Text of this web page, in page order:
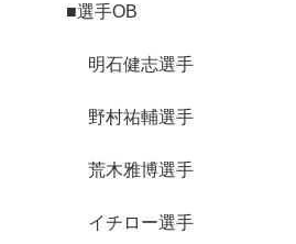
■選手OB
明石健志選手
野村祐輔選手
荒木雅博選手
イチロー選手